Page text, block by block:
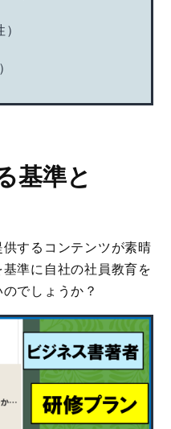
基準と
するコンテンツが素晴
準に自社の社員教育を
でしょうか？